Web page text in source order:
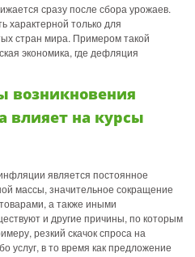
сразу после сбора урожаев.
характерной только для
стран мира. Примером такой
экономика, где дефляция
возникновения
влияет на курсы
является постоянное
массы, значительное сокращение
а также иными
и другие причины, по которым
резкий скачок спроса на
услуг, в то время как предложение